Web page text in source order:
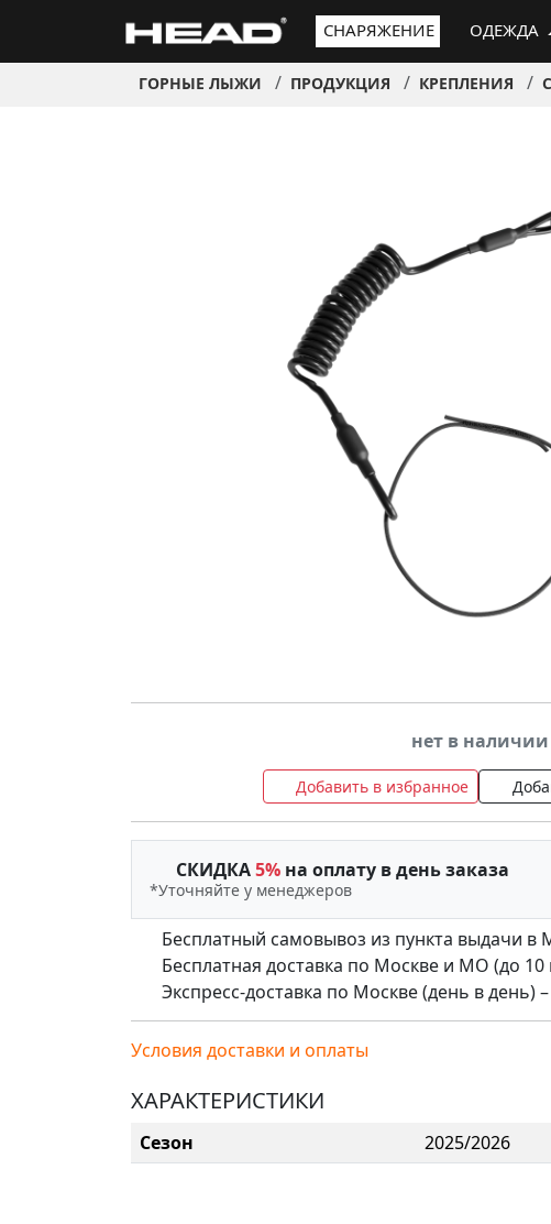
СНАРЯЖЕНИЕ ОДЕЖДА
ГОРНЫЕ ЛЫЖИ ПРОДУКЦИЯ КРЕПЛЕНИЯ
нет в наличии
Добавить в избранное
СКИДКА5% на оплату в день заказа
*Уточняйте у менеджеров
Бесплатный самовывоз из пункта выдачи в
Бесплатная доставка по Москве и МО (до 10
Экспресс-доставка по Москве (день в день)
Условия доставки и оплаты
ХАРАКТЕРИСТИКИ
Сезон 2025/2026